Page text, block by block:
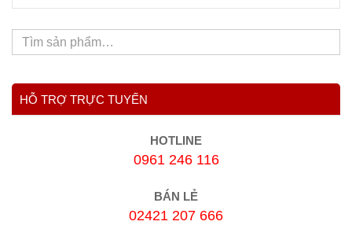
HỖ TRỢ TRỰC TUYẾN
HOTLINE
0961 246 116
BÁN LẺ
02421 207 666